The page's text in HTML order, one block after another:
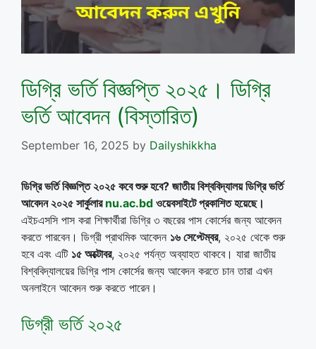
ডিগ্রি ভর্তি বিজ্ঞপ্তি ২০২৫। ডিগ্রি
ভর্তি আবেদন (বিস্তারিত)
September 16, 2025 by Dailyshikkha
ডিগ্রি ভর্তি বিজ্ঞপ্তি ২০২৫ কবে শুরু হবে? জাতীয় বিশ্ববিদ্যালয় ডিগ্রি ভর্তি
আবেদন ২০২৫ সার্কুলার nu.ac.bd ওয়েবসাইটে প্রকাশিত হয়েছে।
এইচএসসি পাস করা শিক্ষার্থীরা ডিগ্রি ৩ বছরের পাস কোর্সের জন্য আবেদন
করতে পারবেন। ডিগ্রী প্রাথমিক আবেদন ১৬ সেপ্টেম্বর, ২০২৫ থেকে শুরু
হবে এবং এটি ১৫ অক্টোবর, ২০২৫ পর্যন্ত অব্যাহত থাকবে। যারা জাতীয়
বিশ্ববিদ্যালয়ের ডিগ্রি পাস কোর্সের জন্য আবেদন করতে চান তারা এখন
অনলাইনে আবেদন শুরু করতে পারেন।
ডিগ্রী ভর্তি ২০২৫